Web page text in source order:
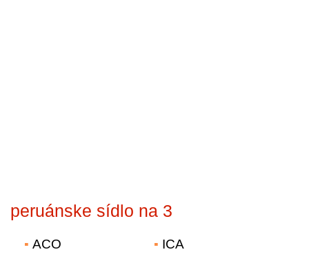
peruánske sídlo na 3
ACO ICA